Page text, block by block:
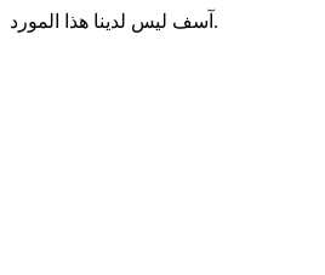
آسف ليس لدينا هذا المورد.